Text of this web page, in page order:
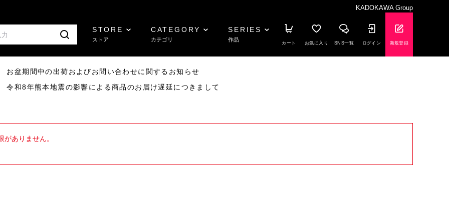
KADOKAWA Group
STORE
ストア
CATEGORY
カテゴリ
SERIES
作品
カート お気に入り SNS一覧 ログイン 新規登録
盆期間中の出荷およびお問い合わせに関するお知らせ
和8年熊本地震の影響による商品のお届け遅延につきまして
ありません。